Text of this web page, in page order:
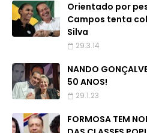
Orientado por
Campos tenta
Silva
29.3.14
NANDO
50 ANOS!
29.1.23
FORMOSA TEM